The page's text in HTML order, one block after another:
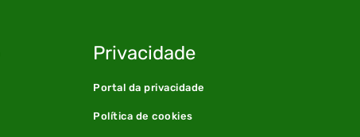
Privacidade
Portal da privacidade
Política de cookies